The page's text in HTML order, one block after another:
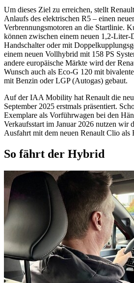
Um dieses Ziel zu erreichen, stellt
Anlaufs des elektrischen R5 – einen
Verbrennungsmotoren an die Startlinie.
können zwischen einem neuen 1,2-
Handschalter oder mit
einem neuen Vollhybrid mit 158 PS
andere europäische Märkte wird der
Wunsch auch als Eco-G 120 mit
mit Benzin oder LGP (Autogas) gebaut.
Auf der IAA Mobility hat Renault die
September 2025 erstmals präsentiert.
Exemplare als Vorführwagen bei den
Verkaufsstart im Januar 2026 nutzen wir
Ausfahrt mit dem neuen Renault Clio
So fährt der Hybrid